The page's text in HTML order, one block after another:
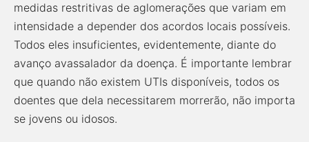
medidas restritivas de aglomerações que variam em
intensidade a depender dos acordos locais possíveis.
Todos eles insuficientes, evidentemente, diante do
avanço avassalador da doença. É importante lembrar
que quando não existem UTIs disponíveis, todos os
doentes que dela necessitarem morrerão, não importa
se jovens ou idosos.